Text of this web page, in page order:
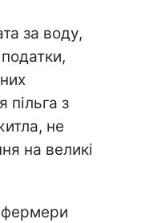
за воду,
пільга з
не
на великі
фермери